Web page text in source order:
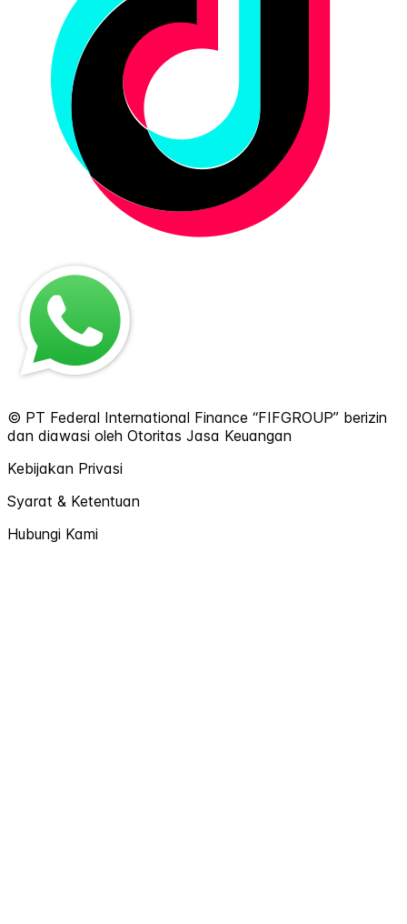
© PT Federal International Finance “FIFGROUP” berizin
dan diawasi oleh Otoritas Jasa Keuangan
Kebijakan Privasi
Syarat & Ketentuan
Hubungi Kami